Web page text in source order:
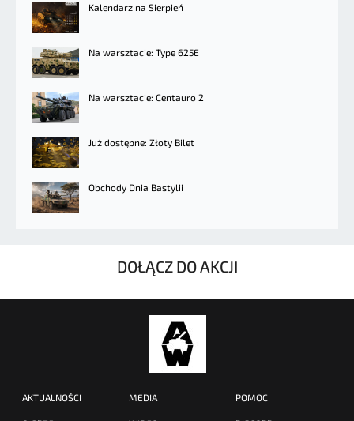
Kalendarz na Sierpień
Na warsztacie: Type 625E
Na warsztacie: Centauro 2
Już dostępne: Złoty Bilet
Obchody Dnia Bastylii
DOŁĄCZ DO AKCJI
AKTUALNOŚCI MEDIA POMOC